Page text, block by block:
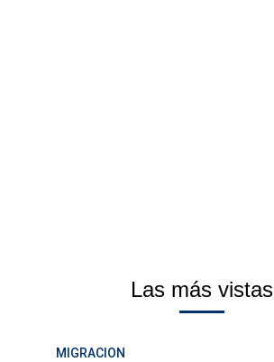
Las más vistas
MIGRACION